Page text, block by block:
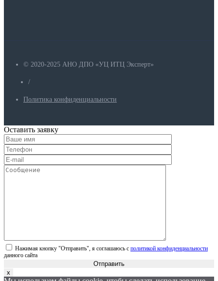
© 2020-2025 АНО ДПО «УЦ ИТЦ Эксперт»
/
Политика конфиденциальности
Оставить заявку
Нажимая кнопку "Отправить", я соглашаюсь с политикой конфиденциальности
данного сайта
Отправить
x